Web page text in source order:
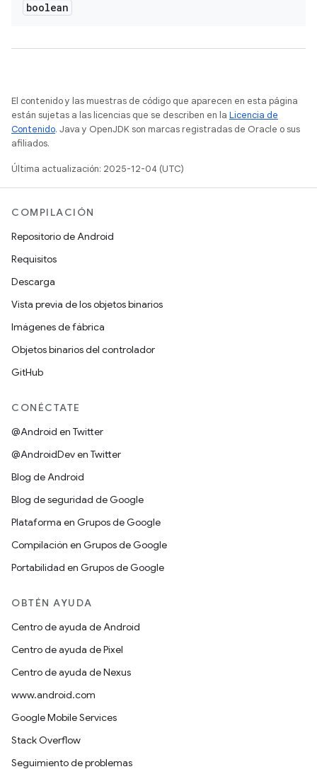
boolean
El contenido y las muestras de código que aparecen en esta página
están sujetas a las licencias que se describen en la Licencia de
Contenido. Java y OpenJDK son marcas registradas de Oracle o sus
afiliados.
Última actualización: 2025-12-04 (UTC)
COMPILACIÓN
Repositorio de Android
Requisitos
Descarga
Vista previa de los objetos binarios
Imágenes de fábrica
Objetos binarios del controlador
GitHub
CONÉCTATE
@Android en Twitter
@AndroidDev en Twitter
Blog de Android
Blog de seguridad de Google
Plataforma en Grupos de Google
Compilación en Grupos de Google
Portabilidad en Grupos de Google
OBTÉN AYUDA
Centro de ayuda de Android
Centro de ayuda de Pixel
Centro de ayuda de Nexus
www.android.com
Google Mobile Services
Stack Overflow
Seguimiento de problemas